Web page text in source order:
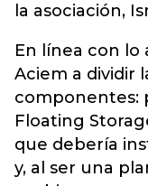
la asociación,
En línea con
Aciem a dividir
componentes:
Floating
que debería
y, al ser una